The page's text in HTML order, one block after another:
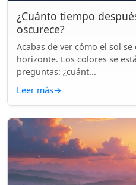
¿Cuánto tiempo
oscurece?
Acabas de ver cómo el sol
horizonte. Los colores se
preguntas: ¿cuánt...
Leer más→